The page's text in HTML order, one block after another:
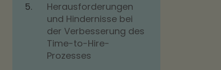
Herausforderungen
und Hindernisse bei
der Verbesserung des
Time-to-Hire-
Prozesses